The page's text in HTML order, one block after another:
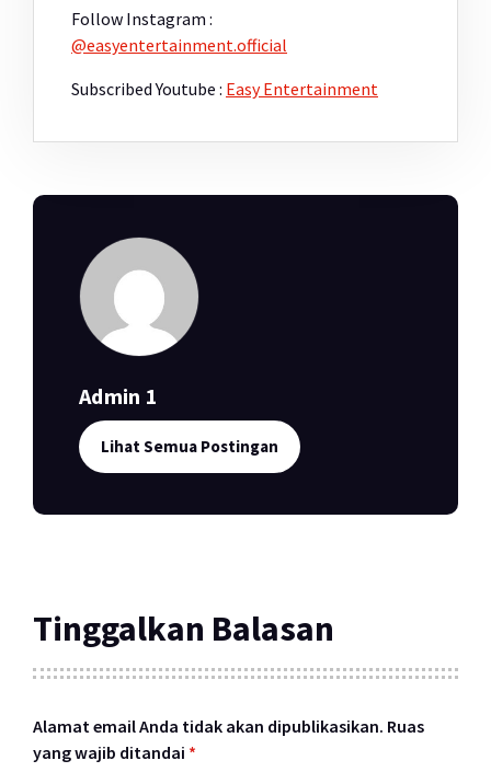
Follow Instagram :
@easyentertainment.official
Subscribed Youtube : Easy Entertainment
Admin 1
Lihat Semua Postingan
Tinggalkan Balasan
Alamat email Anda tidak akan dipublikasikan. Ruas
yang wajib ditandai *